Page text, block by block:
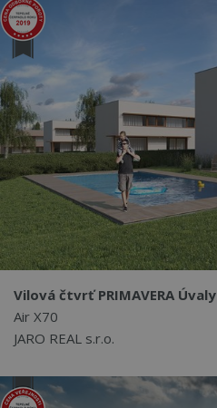
Vilová čtvrť PRIMAVERA Úvaly
Air X70
JARO REAL s.r.o.